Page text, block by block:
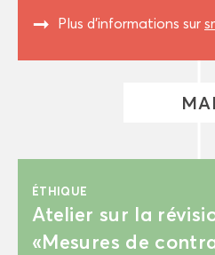
" Plus d’in­for­ma­tions sur
MAI
ÉTHIQUE
Ate­lier sur la
«Me­sures de